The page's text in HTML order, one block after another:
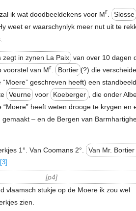
ik wat doodbeeldekens voor Mr
Slosse
weet er waarschynlyk meer nut uit te
zegt in zynen La Paix van over 10 dagen
voorstel van Mr Bortier (?) die
“Moere” geschreven heeft) een standbeeld
Veurne voor Koeberger
, die onder
“Moere” heeft weten drooge te krygen en
gemaakt – en de Bergen van
1°. Van Coomans 2°.
Van Mr.
[3]
p4
vlaamsch stukje op de Moere ik zou wel
zien.